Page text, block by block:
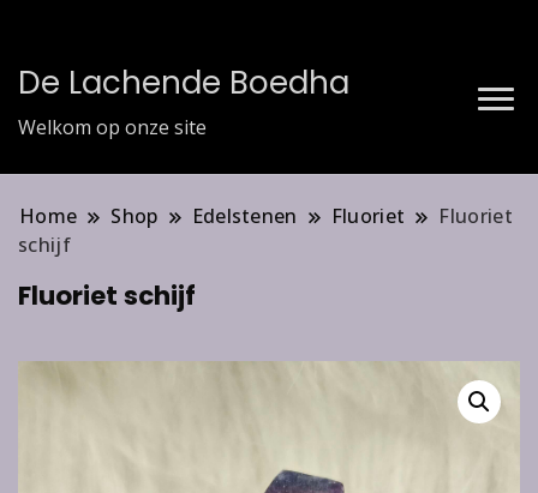
De Lachende Boedha
Welkom op onze site
Home Shop Edelstenen Fluoriet
Fluoriet
schijf
Fluoriet schijf